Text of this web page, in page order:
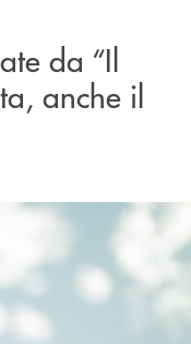
da “Il
anche il